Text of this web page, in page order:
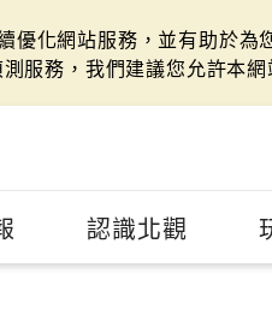
優化網站服務，並有助於
服務，我們建議您允許本
認識北觀